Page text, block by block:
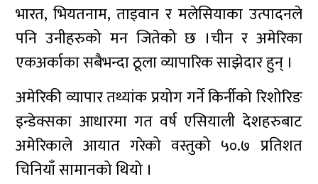
भारत, भियतनाम, ताइवान र मलेसियाका उत्पादनले
पनि उनीहरुको मन जितेको छ ।चीन र अमेरिका
एकअर्काका सबैभन्दा ठूला व्यापारिक साझेदार हुन् ।
अमेरिकी व्यापार तथ्यांक प्रयोग गर्ने किर्नीको रिशोरिङ
इन्डेक्सका आधारमा गत वर्ष एसियाली देशहरुबाट
अमेरिकाले आयात गरेको वस्तुको ५०.७ प्रतिशत
चिनियाँ सामानको थियो ।